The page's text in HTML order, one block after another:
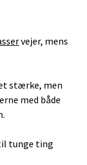
vejer, mens
stærke, men
med både
tunge ting